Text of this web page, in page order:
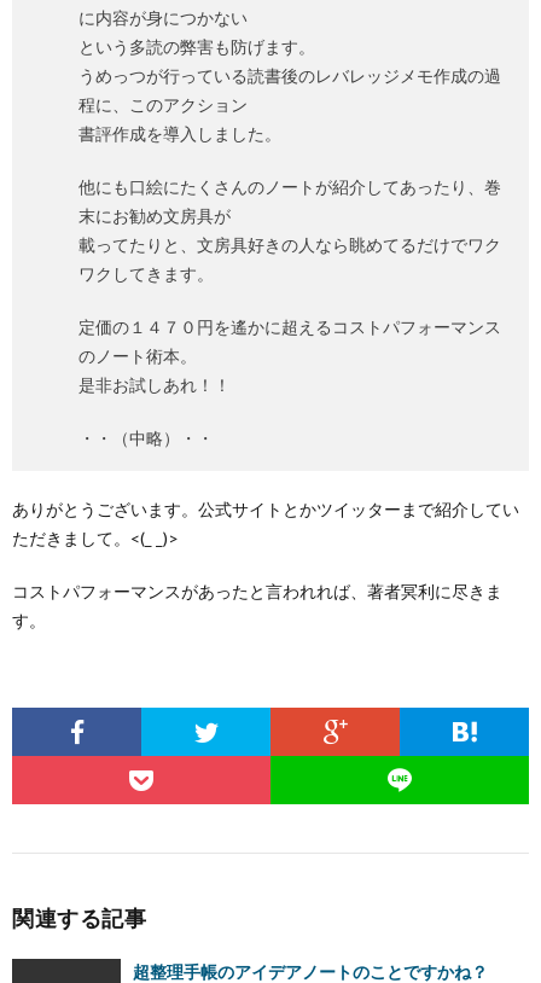
に内容が身につかない
という多読の弊害も防げます。
うめっつが行っている読書後のレバレッジメモ作成の過
程に、このアクション
書評作成を導入しました。
他にも口絵にたくさんのノートが紹介してあったり、巻
末にお勧め文房具が
載ってたりと、文房具好きの人なら眺めてるだけでワク
ワクしてきます。
定価の１４７０円を遙かに超えるコストパフォーマンス
のノート術本。
是非お試しあれ！！
・・（中略）・・
ありがとうございます。公式サイトとかツイッターまで紹介してい
ただきまして。<(_ _)>
コストパフォーマンスがあったと言われれば、著者冥利に尽きま
す。
関連する記事
超整理手帳のアイデアノートのことですかね？